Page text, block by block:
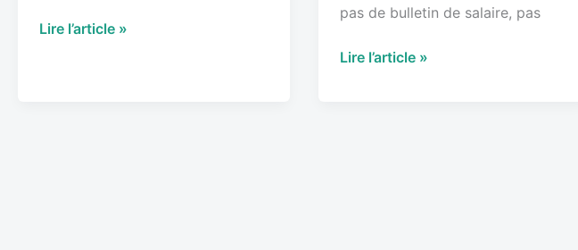
Lire l’article »
pas de bulletin de salaire, pas
Lire l’article »